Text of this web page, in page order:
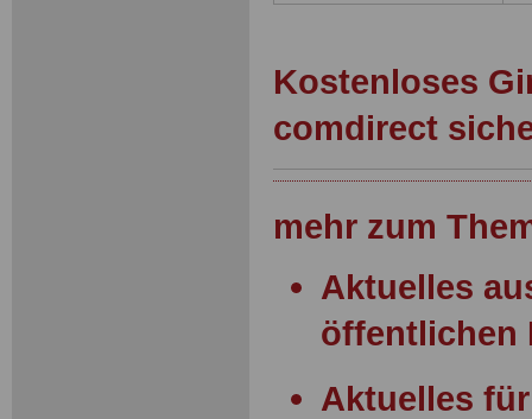
Kostenloses
comdirect
mehr zum
Aktuelles
öffentlichen
Aktuelles für